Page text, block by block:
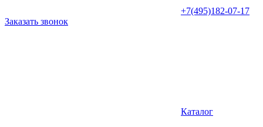
+7(495)182-07-17
Заказать звонок
Каталог